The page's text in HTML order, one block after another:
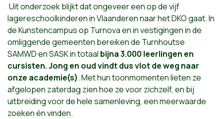
Uit onderzoek blijkt dat ongeveer een op de vijf
lagereschoolkinderen in Vlaanderen naar het DKO gaat. In
de Kunstencampus op Turnova en in vestigingen in de
omliggende gemeenten bereiken de Turnhoutse
SAMWD en SASK in totaal bijna 3.000 leerlingen en
cursisten. Jong en oud vindt dus vlot de weg naar
onze academie(s).Met hun toonmomenten lieten ze
afgelopen zaterdag zien hoe ze voor zichzelf, en bij
uitbreiding voor de hele samenleving, een meerwaarde
zoeken én vinden.